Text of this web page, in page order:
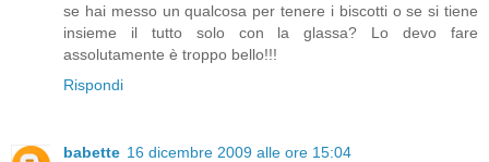
se hai messo un qualcosa per tenere i biscotti o se si tiene
insieme il tutto solo con la glassa? Lo devo fare
assolutamente è troppo bello!!!
Rispondi
babette 16 dicembre 2009 alle ore 15:04